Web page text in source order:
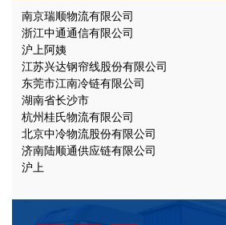
南京瑞顺物流有限公司
浙江中通通信有限公司
沪上阿姨
江苏兴达钢帘线股份有限公司
东莞市江南冷链有限公司
湖南省长沙市
杭州桂氏物流有限公司
北京中冷物流股份有限公司
济南陆顺通供应链有限公司
沪上